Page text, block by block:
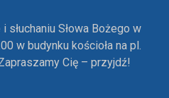
Słowa Bożego w
w budynku kościoła na pl.
Cię – przyjdź!